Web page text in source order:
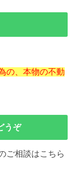
の、本物の不動
うぞ
ご相談はこちら